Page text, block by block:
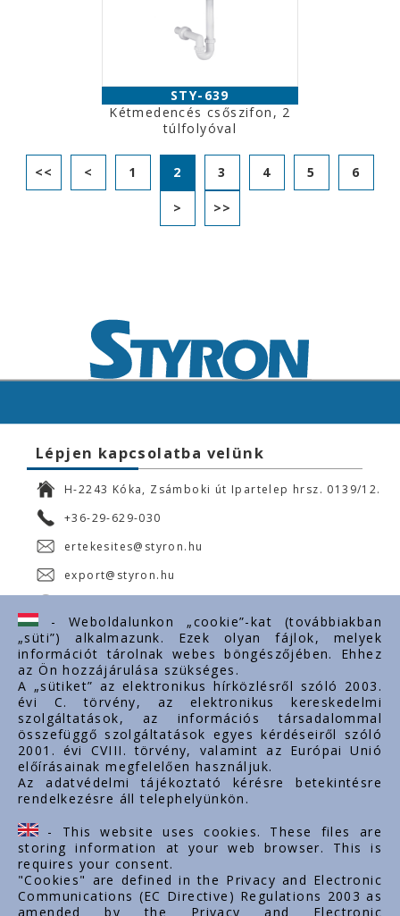
STY-639
Kétmedencés csőszifon, 2
túlfolyóval
<< < 1 2 3 4 5 6
> >>
Lépjen kapcsolatba velünk
H-2243 Kóka, Zsámboki út Ipartelep hrsz. 0139/12.
+36-29-629-030
ertekesites@styron.hu
export@styron.hu
Fontos linkek
Rólunk
Dokumentumok
Kapcsolat
Karrier
Cég adatok
Tárhely adatok
Támogatások
- Weboldalunkon „cookie”-kat (továbbiakban
„süti”) alkalmazunk. Ezek olyan fájlok, melyek
információt tárolnak webes böngészőjében. Ehhez
az Ön hozzájárulása szükséges.
A „sütiket” az elektronikus hírközlésről szóló 2003.
évi C. törvény, az elektronikus kereskedelmi
szolgáltatások, az információs társadalommal
összefüggő szolgáltatások egyes kérdéseiről szóló
2001. évi CVIII. törvény, valamint az Európai Unió
előírásainak megfelelően használjuk.
Az adatvédelmi tájékoztató kérésre betekintésre
rendelkezésre áll telephelyünkön.
- This website uses cookies. These files are
storing information at your web browser. This is
requires your consent.
"Cookies" are defined in the Privacy and Electronic
Communications (EC Directive) Regulations 2003 as
amended by the Privacy and Electronic